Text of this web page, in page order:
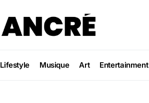
Lifestyle Musique Art Entertainment